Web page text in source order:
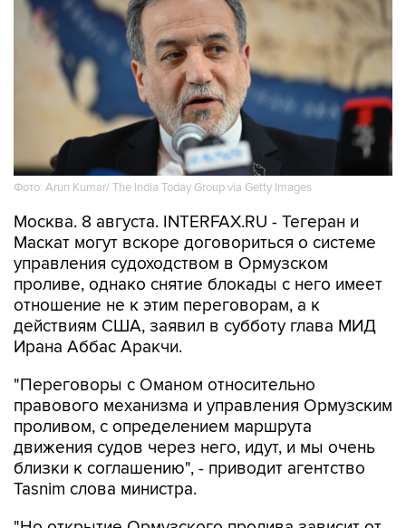
Фото: Arun Kumar/ The India Today Group via Getty Images
Москва. 8 августа. INTERFAX.RU - Тегеран и
Маскат могут вскоре договориться о системе
управления судоходством в Ормузском
проливе, однако снятие блокады с него имеет
отношение не к этим переговорам, а к
действиям США, заявил в субботу глава МИД
Ирана Аббас Аракчи.
"Переговоры с Оманом относительно
правового механизма и управления Ормузским
проливом, с определением маршрута
движения судов через него, идут, и мы очень
близки к соглашению", - приводит агентство
Tasnim слова министра.